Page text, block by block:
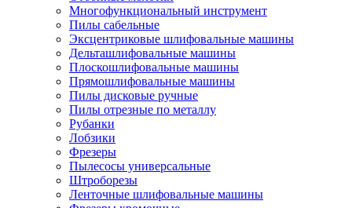
Многофункциональный инструмент
Пилы сабельные
Эксцентриковые шлифовальные машины
Дельташлифовальные машины
Плоскошлифовальные машины
Прямошлифовальные машины
Пилы дисковые ручные
Пилы отрезные по металлу
Рубанки
Лобзики
Фрезеры
Пылесосы универсальные
Штроборезы
Ленточные шлифовальные машины